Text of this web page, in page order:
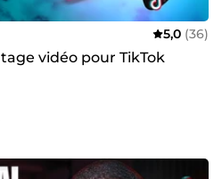
5,0 (36)
vidéo pour TikTok